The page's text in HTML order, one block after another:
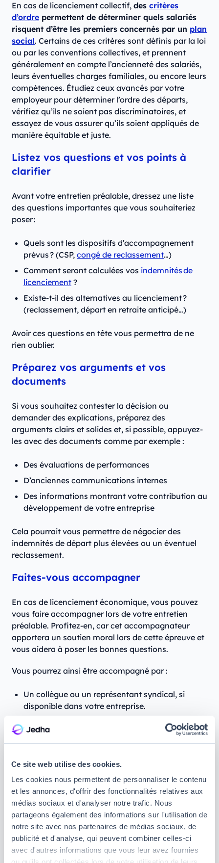
Ce site web utilise des cookies.
Les cookies nous permettent de personnaliser le contenu
et les annonces, d'offrir des fonctionnalités relatives aux
médias sociaux et d'analyser notre trafic. Nous
partageons également des informations sur l'utilisation de
notre site avec nos partenaires de médias sociaux, de
publicité et d'analyse, qui peuvent combiner celles-ci
avec d'autres informations que vous leur avez fournies
En cas de licenciement collectif, des critères
d’ordre permettent de déterminer quels salariés
risquent d’être les premiers concernés par un plan
social. Certains de ces critères sont définis par la loi
ou par les conventions collectives, et prennent
généralement en compte l’ancienneté des salariés,
leurs éventuelles charges familiales, ou encore leurs
compétences. Étudiez ceux avancés par votre
employeur pour déterminer l’ordre des départs,
vérifiez qu’ils ne soient pas discriminatoires, et
essayez de vous assurer qu’ils soient appliqués de
manière équitable et juste.
Listez vos questions et vos points à
clarifier
Avant votre entretien préalable, dressez une liste
des questions importantes que vous souhaiteriez
poser :
Quels sont les dispositifs d’accompagnement
prévus ? (CSP, congé de reclassement…)
Comment seront calculées vos indemnités de
licenciement ?
Existe-t-il des alternatives au licenciement ?
(reclassement, départ en retraite anticipé…)
Avoir ces questions en tête vous permettra de ne
rien oublier.
Préparez vos arguments et vos
documents
Si vous souhaitez contester la décision ou
demander des explications, préparez des
arguments clairs et solides et, si possible, appuyez-
les avec des documents comme par exemple :
Des évaluations de performances
D’anciennes communications internes
Des informations montrant votre contribution au
développement de votre entreprise
Cela pourrait vous permettre de négocier des
indemnités de départ plus élevées ou un éventuel
reclassement.
Faites-vous accompagner
En cas de licenciement économique, vous pouvez
vous faire accompagner lors de votre entretien
préalable. Profitez-en, car cet accompagnateur
apportera un soutien moral lors de cette épreuve et
vous aidera à poser les bonnes questions.
Vous pourrez ainsi être accompagné par :
Un collègue ou un représentant syndical, si
disponible dans votre entreprise.
Un conseiller extérieur figurant sur une liste
départementale établie par le préfet du
département, disponible en mairie ou à
Préparez-vous mentalement
Rappelez-vous quecet entretien n’est pas un
tribunal, mais un espace d’échange. Préparez-
vous à garder votre calme, restez professionnel et
évitez les affrontements inutiles. Cela ne pourra que
jouer en votre faveur.